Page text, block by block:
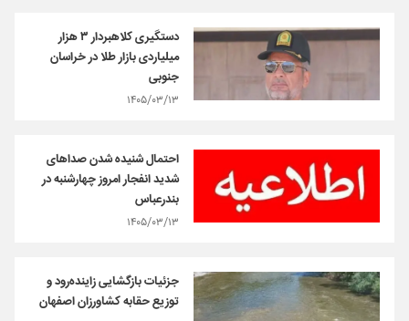
دستگیری کلاهبردار ۳ هزار
میلیاردی بازار طلا در خراسان
جنوبی
۱۴۰۵/۰۳/۱۳
احتمال شنیده شدن صداهای
شدید انفجار امروز چهارشنبه در
بندرعباس
۱۴۰۵/۰۳/۱۳
جزئیات بازگشایی زاینده‌رود و
توزیع حقابه‌ کشاورزان اصفهان